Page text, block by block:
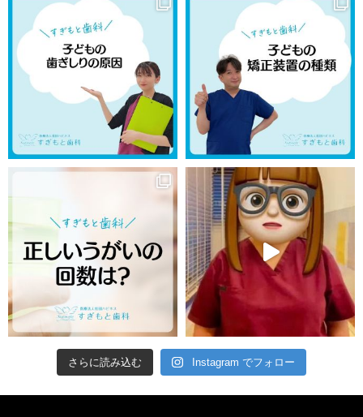
さらに読み込む Instagram でフォロー